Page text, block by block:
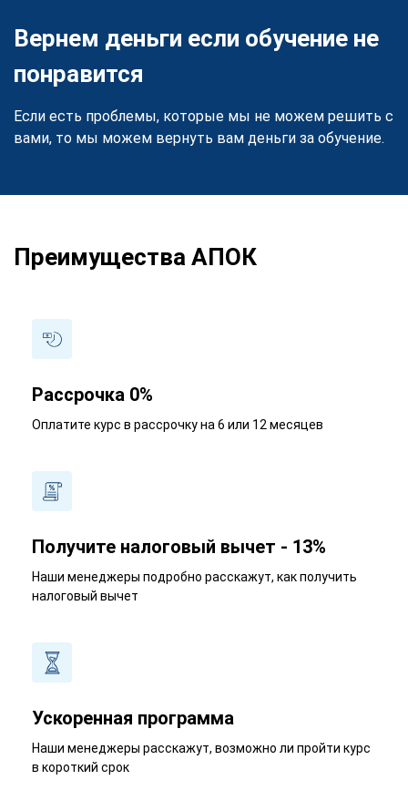
Вернем деньги если обучение не
понравится
Если есть проблемы, которые мы не можем решить с
вами, то мы можем вернуть вам деньги за обучение.
Преимущества АПОК
Рассрочка 0%
Оплатите курс в рассрочку на 6 или 12 месяцев
Получите налоговый вычет - 13%
Наши менеджеры подробно расскажут, как получить
налоговый вычет
Ускоренная программа
Наши менеджеры расскажут, возможно ли пройти курс
в короткий срок